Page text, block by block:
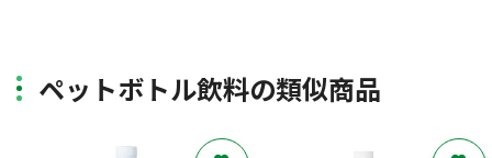
ペットボトル飲料の類似商品